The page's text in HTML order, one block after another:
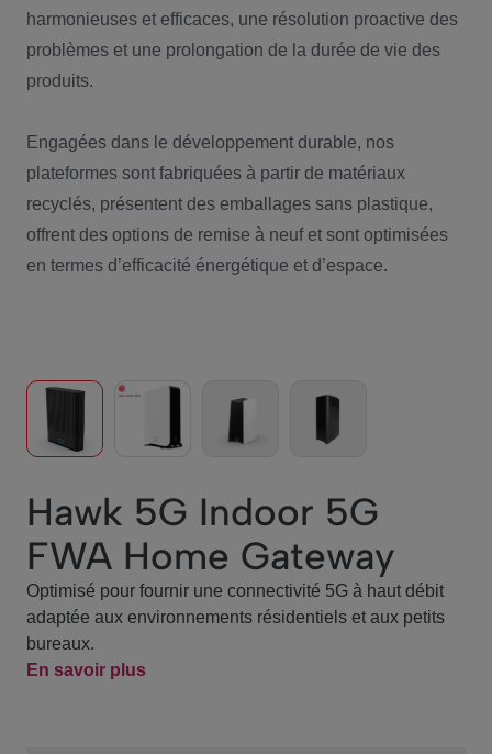
harmonieuses et efficaces, une résolution proactive des
problèmes et une prolongation de la durée de vie des
produits.
Engagées dans le développement durable, nos
plateformes sont fabriquées à partir de matériaux
recyclés, présentent des emballages sans plastique,
offrent des options de remise à neuf et sont optimisées
en termes d’efficacité énergétique et d’espace.
Hawk 5G Indoor 5G
FWA Home Gateway
Optimisé pour fournir une connectivité 5G à haut débit
adaptée aux environnements résidentiels et aux petits
bureaux.
En savoir plus